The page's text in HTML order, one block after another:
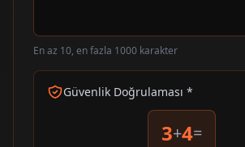
En az 10, en fazla 1000 karakter
Güvenlik Doğrulaması *
3+4=